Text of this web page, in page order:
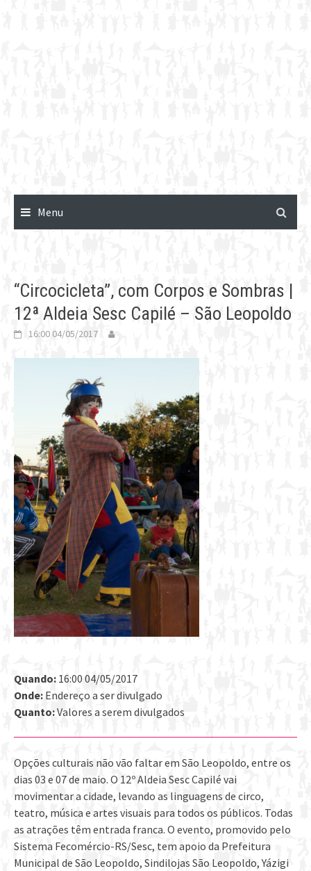
Menu
“Circocicleta”, com Corpos e Sombras |
12ª Aldeia Sesc Capilé – São Leopoldo
16:00 04/05/2017
Quando: 16:00 04/05/2017
Onde: Endereço a ser divulgado
Quanto:Valores a serem divulgados
Opções culturais não vão faltar em São Leopoldo, entre os
dias 03 e 07 de maio. O 12º Aldeia Sesc Capilé vai
movimentar a cidade, levando as linguagens de circo,
teatro, música e artes visuais para todos os públicos. Todas
as atrações têm entrada franca. O evento, promovido pelo
Sistema Fecomércio-RS/Sesc, tem apoio da Prefeitura
Municipal de São Leopoldo, Sindilojas São Leopoldo, Yázigi